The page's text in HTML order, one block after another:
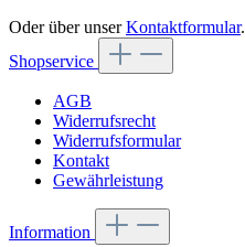
Oder über unserKontaktformular.
Shopservice
AGB
Widerrufsrecht
Widerrufsformular
Kontakt
Gewährleistung
Information